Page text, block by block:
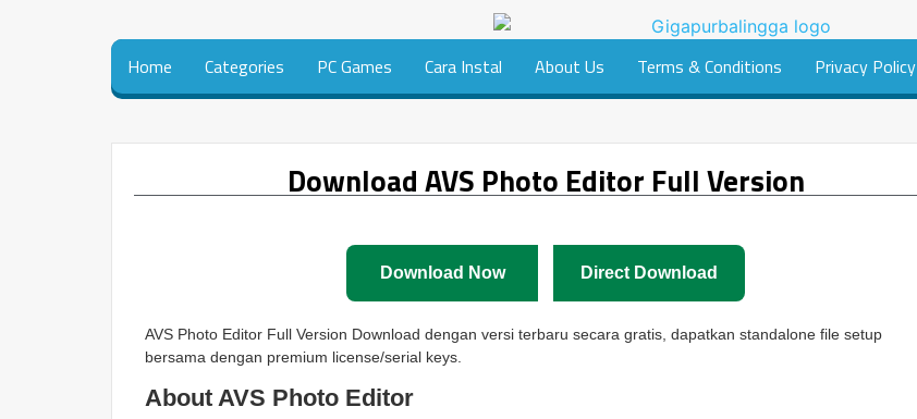
Home Categories PC Games Cara Instal About Us Terms & Conditions Privacy Policy
Download AVS Photo Editor Full Version
Download Now Direct Download
AVS Photo Editor Full Version Download dengan versi terbaru secara gratis, dapatkan standalone file setup
bersama dengan premium license/serial keys.
About AVS Photo Editor